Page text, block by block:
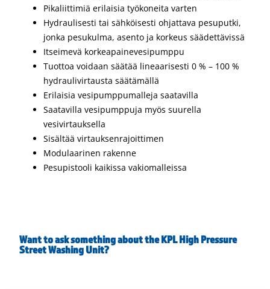
Pikaliittimiä erilaisia työkoneita varten
Hydraulisesti tai sähköisesti ohjattava pesuputki,
jonka pesukulma, asento ja korkeus säädettävissä
Itseimevä korkeapainevesipumppu
Tuottoa voidaan säätää lineaarisesti 0 % – 100 %
hydraulivirtausta säätämällä
Erilaisia vesipumppumalleja saatavilla
Saatavilla vesipumppuja myös suurella
vesivirtauksella
Sisältää virtauksenrajoittimen
Modulaarinen rakenne
Pesupistooli kaikissa vakiomalleissa
Want to ask something about the KPL High Pressure
Street Washing Unit?